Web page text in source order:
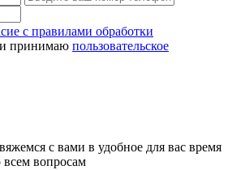
с правилами обработки
принимаю пользовательское
с вами в удобное для вас время
всем вопросам